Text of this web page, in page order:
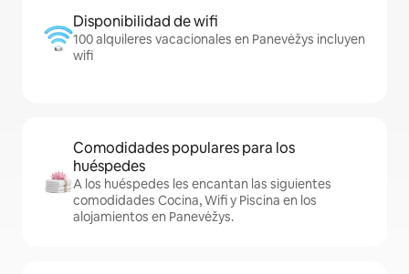
Disponibilidad de wifi
100 alquileres vacacionales en Panevėžys incluyen
wifi
Comodidades populares para los
huéspedes
A los huéspedes les encantan las siguientes
comodidades Cocina, Wifi y Piscina en los
alojamientos en Panevėžys.